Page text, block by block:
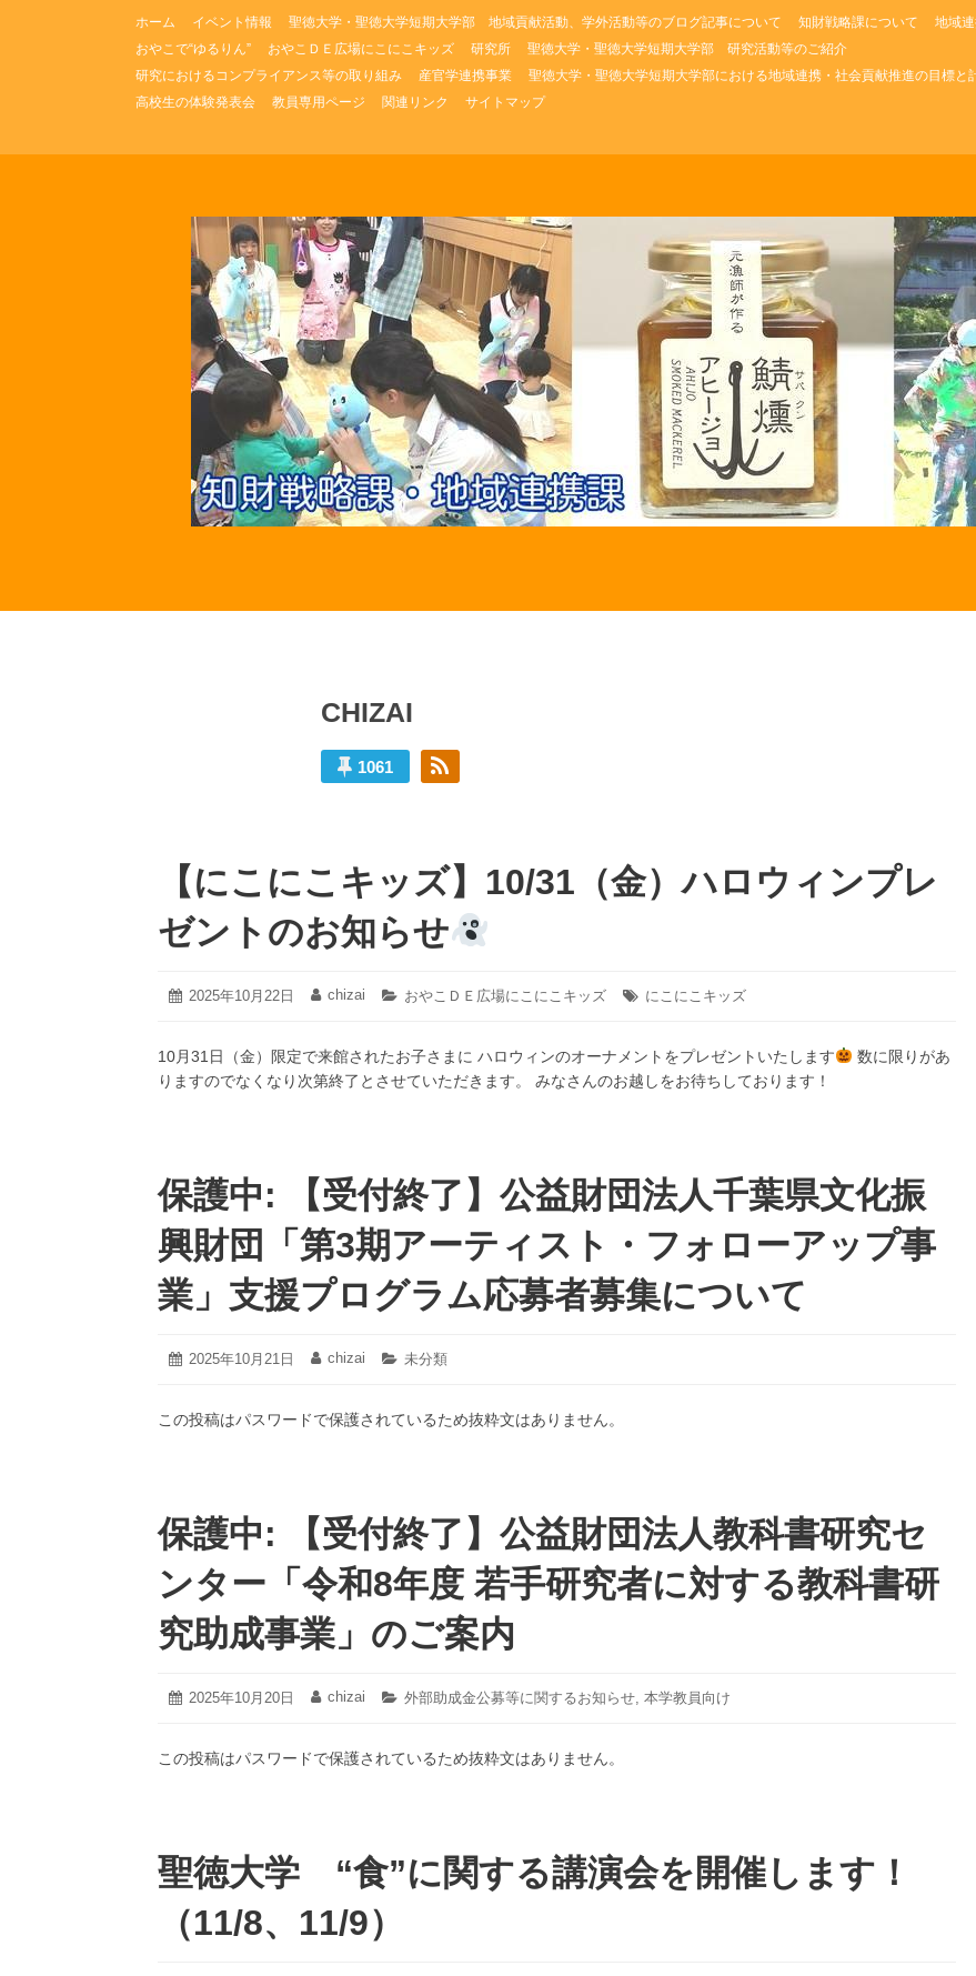
ス
ホーム イベント情報 聖徳大学・聖徳大学短期大学部 地域貢献活動、学外活動等のブログ記事について 知財戦略課について
地域
おやこで“ゆるりん”
おやこＤＥ広場にこにこキッズ 研究所
聖徳大学・聖徳大学短期大学部 研究活動等のご紹介
研究におけるコンプライアンス等の取り組み
産官学連携事業
聖徳大学・聖徳大学短期大学部における地域連携・社会貢献推進の目標と
高校生の体験発表会
教員専用ページ 関連リンク サイトマップ
CHIZAI
1061
稿
【にこにこキッズ】10/31（金）ハロウィンプレ
ゼントのお知らせ
投
2025年10月22日
2025
月
22
日
投
chizai
カ
リ
ー:
おやこＤＥ広場にこにこキッズ
タ
にこにこキッズ
10月31日（金）限定で来館されたお子さまに ハロウィンのオーナメントをプレゼントいたします
数に限りがあ
りますのでなくなり次第終了とさせていただきます。 みなさんのお越しをお待ちしております！
保護中: 【受付終了】公益財団法人千葉県文化振
興財団「第3期アーティスト・フォローアップ事
業」支援プログラム応募者募集について
投
2025年10月21日
2026
月
投
chizai
カ
リ
未分類
この投稿はパスワードで保護されているため抜粋文はありません。
保護中: 【受付終了】公益財団法人教科書研究セ
ンター「令和8年度 若手研究者に対する教科書研
究助成事業」のご案内
投
2025年10月20日
2025
月
17
投
chizai
カ
リ
外部助成金公募等に関するお知らせ, 本学教員向け
この投稿はパスワードで保護されているため抜粋文はありません。
聖徳大学 “食”に関する講演会を開催します！
（11/8、11/9）